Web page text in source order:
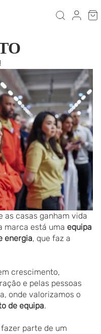
as casas ganham vida
marca está uma equipa
energia, que faz a
crescimento,
e pelas pessoas
onde valorizamos o
de equipa.
parte de um